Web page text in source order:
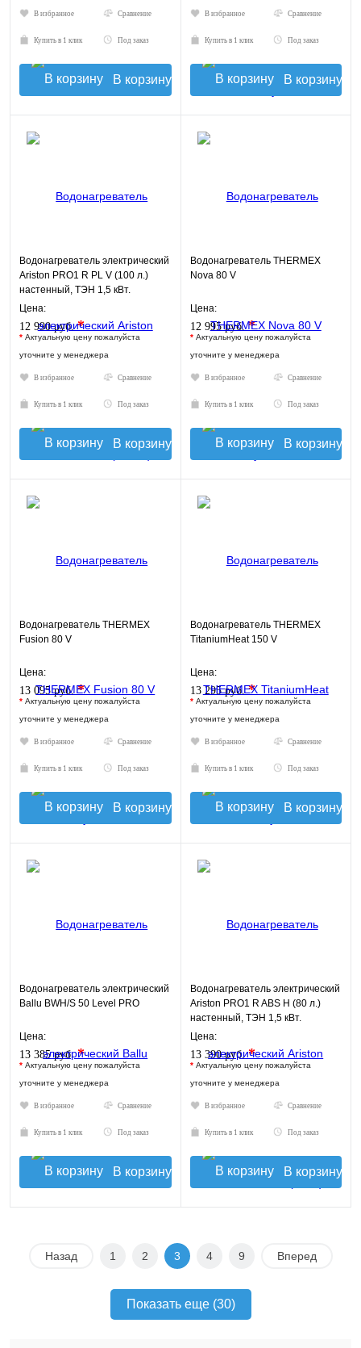
В избранное Сравнение
Купить в 1 клик Под заказ
В корзину
В избранное Сравнение
Купить в 1 клик Под заказ
В корзину
Водонагреватель электрический
Ariston PRO1 R PL V (100 л.)
настенный, ТЭН 1,5 кВт.
Цена:
12 990 руб.*
* Актуальную цену пожалуйста
уточните у менеджера
В избранное Сравнение
Купить в 1 клик Под заказ
В корзину
Водонагреватель THERMEX
Nova 80 V
Цена:
12 995 руб.*
* Актуальную цену пожалуйста
уточните у менеджера
В избранное Сравнение
Купить в 1 клик Под заказ
В корзину
Водонагреватель THERMEX
Fusion 80 V
Цена:
13 095 руб.*
* Актуальную цену пожалуйста
уточните у менеджера
В избранное Сравнение
Купить в 1 клик Под заказ
В корзину
Водонагреватель THERMEX
TitaniumHeat 150 V
Цена:
13 295 руб.*
* Актуальную цену пожалуйста
уточните у менеджера
В избранное Сравнение
Купить в 1 клик Под заказ
В корзину
Водонагреватель электрический
Ballu BWH/S 50 Level PRO
Цена:
13 385 руб.*
* Актуальную цену пожалуйста
уточните у менеджера
В избранное Сравнение
Купить в 1 клик Под заказ
В корзину
Водонагреватель электрический
Ariston PRO1 R ABS H (80 л.)
настенный, ТЭН 1,5 кВт.
Цена:
13 390 руб.*
* Актуальную цену пожалуйста
уточните у менеджера
В избранное Сравнение
Купить в 1 клик Под заказ
В корзину
Назад 1 2 3 4 9 Вперед
Показать еще (30)